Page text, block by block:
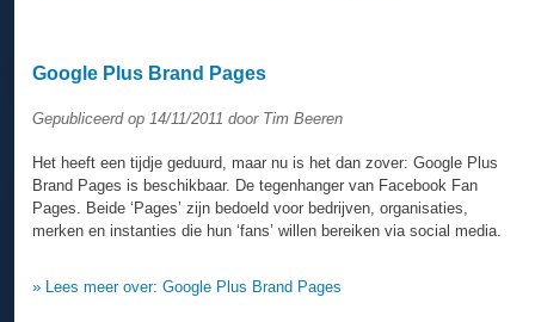
Google Plus Brand Pages
Gepubliceerd op 14/11/2011 door Tim Beeren
Het heeft een tijdje geduurd, maar nu is het dan zover: Google Plus
Brand Pages is beschikbaar. De tegenhanger van Facebook Fan
Pages. Beide ‘Pages’ zijn bedoeld voor bedrijven, organisaties,
merken en instanties die hun ‘fans’ willen bereiken via social media.
» Lees meer over: Google Plus Brand Pages